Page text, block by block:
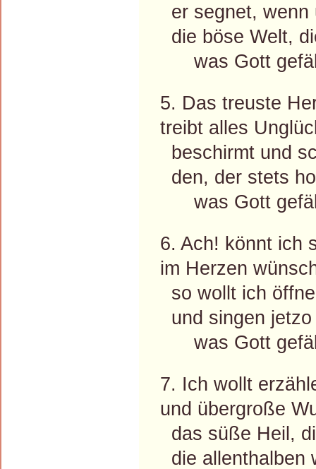
er segnet,
die böse Welt,
was Gott
5. Das treuste
treibt alles
beschirmt und
den, der stets
was Gott
6. Ach! könnt ich
im Herzen
so wollt ich
und singen
was Gott
7. Ich wollt
und übergroße
das süße Heil,
die allenthalben